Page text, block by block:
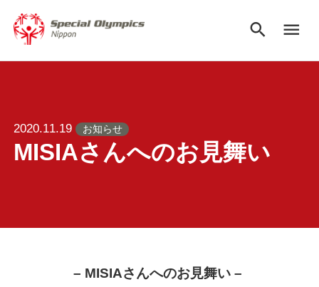
search menu
2020.11.19 お知らせ
MISIAさんへのお見舞い
– MISIAさんへのお見舞い –